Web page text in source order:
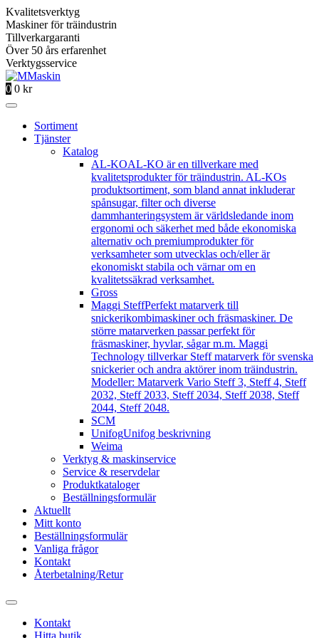
Kvalitetsverktyg
Maskiner för träindustrin
Tillverkargaranti
Över 50 års erfarenhet
Verktygsservice
0 0 kr
Sortiment
Tjänster
Katalog
AL-KOAL-KO är en tillverkare med
kvalitetsprodukter för träindustrin. AL-KOs
produktsortiment, som bland annat inkluderar
spånsugar, filter och diverse
dammhanteringsystem är världsledande inom
ergonomi och säkerhet med både ekonomiska
alternativ och premiumprodukter för
verksamheter som utvecklas och/eller är
ekonomiskt stabila och värnar om en
kvalitetssäkrad verksamhet.
Gross
Maggi SteffPerfekt matarverk till
snickerikombimaskiner och fräsmaskiner. De
större matarverken passar perfekt för
fräsmaskiner, hyvlar, sågar m.m. Maggi
Technology tillverkar Steff matarverk för svenska
snickerier och andra aktörer inom träindustrin.
Modeller: Matarverk Vario Steff 3, Steff 4, Steff
2032, Steff 2033, Steff 2034, Steff 2038, Steff
2044, Steff 2048.
SCM
UnifogUnifog beskrivning
Weima
Verktyg & maskinservice
Service & reservdelar
Produktkataloger
Beställningsformulär
Aktuellt
Mitt konto
Beställningsformulär
Vanliga frågor
Kontakt
Återbetalning/Retur
Kontakt
Hitta butik